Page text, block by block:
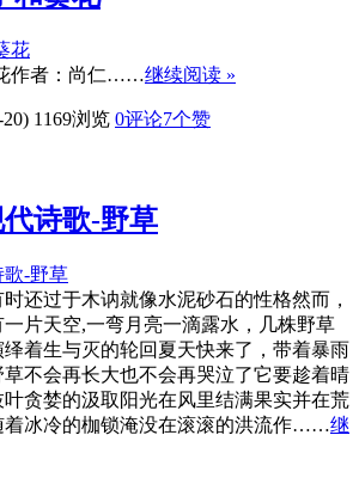
作者：尚仁……继续阅读 »
1169浏览 0评论7个赞
诗歌-野草
还过于木讷就像水泥砂石的性格然而，
片天空,一弯月亮一滴露水，几株野草
着生与灭的轮回夏天快来了，带着暴雨
不会再长大也不会再哭泣了它要趁着晴
贪婪的汲取阳光在风里结满果实并在荒
着冰冷的枷锁淹没在滚滚的洪流作……继